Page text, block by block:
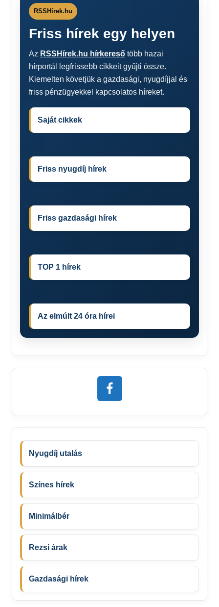
RSSHírek.hu
Friss hírek egy helyen
Az RSSHírek.hu hírkereső több hazai
hírportál legfrissebb cikkeit gyűjti össze.
Kiemelten követjük a gazdasági, nyugdíjjal és
friss pénzügyekkel kapcsolatos híreket.
Saját cikkek
Friss nyugdíj hírek
Friss gazdasági hírek
TOP 1 hírek
Az elmúlt 24 óra hírei
Nyugdíj utalás
Színes hírek
Minimálbér
Rezsi árak
Gazdasági hírek